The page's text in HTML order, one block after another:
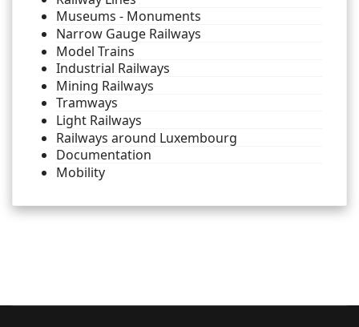
Museums - Monuments
Narrow Gauge Railways
Model Trains
Industrial Railways
Mining Railways
Tramways
Light Railways
Railways around Luxembourg
Documentation
Mobility